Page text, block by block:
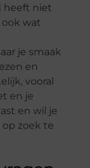
heeft niet
wat
je smaak
en
vooral
en je
en wil je
zoek te